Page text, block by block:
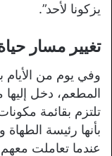
يزكونا لأحد”.
تغيير مسار
وفي يوم من الأيام
المطعم، دخل إليها
تلتزم بقائمة
بأنها رئيسة
عندما تعاملت